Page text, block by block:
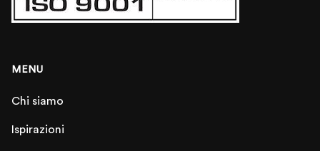
MENU
Chi siamo
Ispirazioni